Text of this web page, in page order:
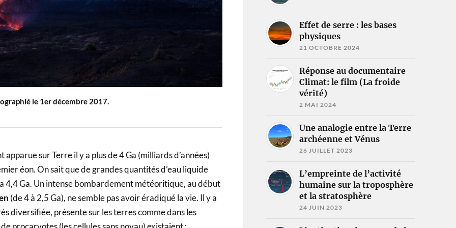
le 1er décembre 2017.
sur Terre il y a plus de 4 Ga (milliards d’années)
éon. On sait que de grandes quantités d’eau liquide
4,4 Ga. Un intense bombardement météoritique, au début
(de 4 à 2,5 Ga), ne semble pas avoir éradiqué la vie. Il y a
diversifiée, présente sur les terres comme dans les
Effet de serre : les bases
physiques
21 OCTOBRE 2024
Réponse au documentaire
Climat: le film (La froide
vérité)
2 MAI 2024
Une analogie entre la Terre
archéenne et Vénus
26 JUILLET 2023
L’empreinte de l’activité
humaine sur la troposphère
et la stratosphère
24 JUIN 2023